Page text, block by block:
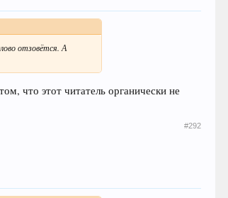
отзовётся. А
что этот читатель органически не
#292